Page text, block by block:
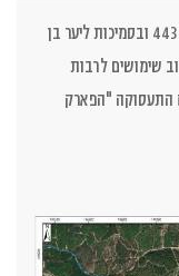
מתחם 9 נמצא בצפון העיר מודיעין מערבית לכביש 443 ובסמיכות ליער בן
שימושים לרבות
התעסוקה "הפארק